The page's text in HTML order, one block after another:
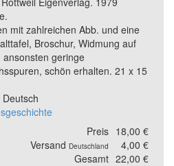
mit zahlreichen Abb. und eine
Broschur, Widmung auf
ansonsten geringe
schön erhalten. 21 x 15
Preis 18,00 €
Versand Deutschland
4,00 €
Gesamt 22,00 €